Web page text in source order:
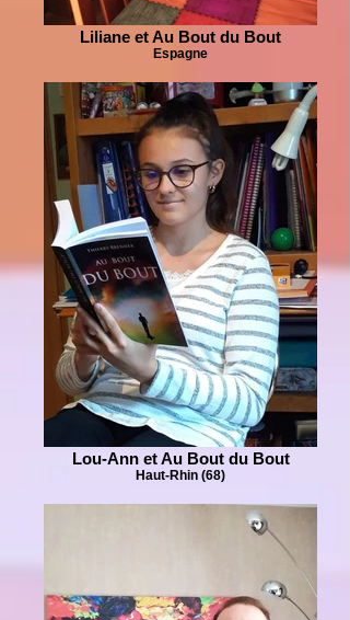
Liliane et Au Bout du Bout
Espagne
Lou-Ann et Au Bout du Bout
Haut-Rhin (68)